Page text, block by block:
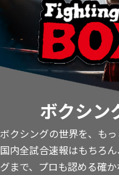
ボクシン
ボクシングの世界を、もっ
国内全試合速報はもちろ
グまで、プロも認める確